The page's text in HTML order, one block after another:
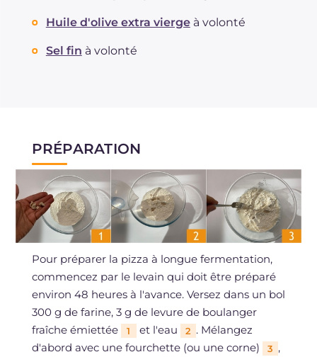
Huile d'olive extra vierge à volonté
Sel fin à volonté
PRÉPARATION
Pour préparer la pizza à longue fermentation,
commencez par le levain qui doit être préparé
environ 48 heures à l'avance. Versez dans un bol
300 g de farine, 3 g de levure de boulanger
fraîche émiettée
1 et l'eau 2 . Mélangez
d'abord avec une fourchette (ou une corne)
3 ,